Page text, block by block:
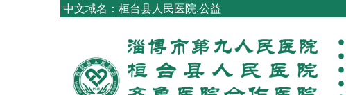
中文域名：桓台县人民医院.公益
·
·
·
·